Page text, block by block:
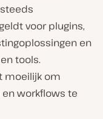
voor plugins,
en
tools.
moeilijk om
workflows te